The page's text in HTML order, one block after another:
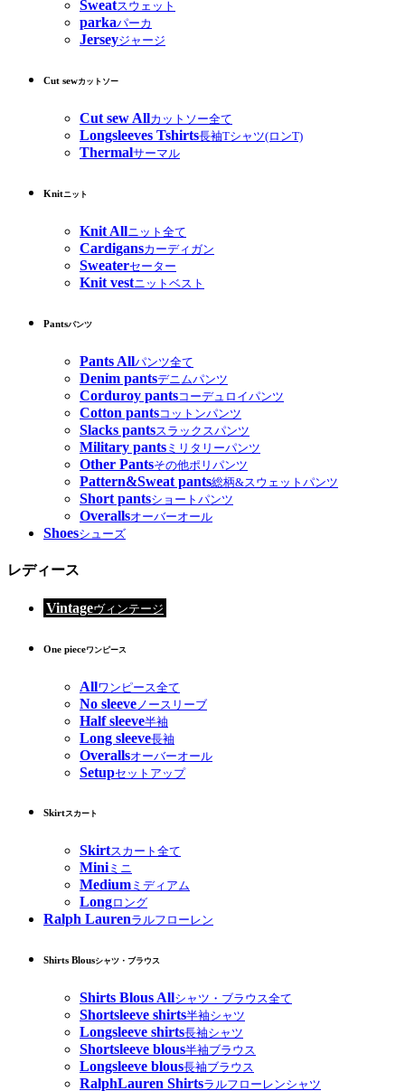
Sweatスウェット
parkaパーカ
Jerseyジャージ
Cut sewカットソー
Cut sew Allカットソー全て
Longsleeves Tshirts長袖Tシャツ(ロンT)
Thermalサーマル
Knitニット
Knit Allニット全て
Cardigansカーディガン
Sweaterセーター
Knit vestニットベスト
Pantsパンツ
Pants Allパンツ全て
Denim pantsデニムパンツ
Corduroy pantsコーデュロイパンツ
Cotton pantsコットンパンツ
Slacks pantsスラックスパンツ
Military pants ミリタリーパンツ
Other Pantsその他ポリパンツ
Pattern&Sweat pants総柄&スウェットパンツ
Short pantsショートパンツ
Overallsオーバーオール
Shoesシューズ
レディース
Vintageヴィンテージ
One pieceワンピース
Allワンピース全て
No sleeve ノースリーブ
Half sleeve半袖
Long sleeve長袖
Overallsオーバーオール
Setupセットアップ
Skirtスカート
Skirtスカート全て
Miniミニ
Medium ミディアム
Longロング
Ralph Laurenラルフローレン
Shirts Blousシャツ・ブラウス
Shirts Blous Allシャツ・ブラウス全て
Shortsleeve shirts半袖シャツ
Longsleeve shirts長袖シャツ
Shortsleeve blous半袖ブラウス
Longsleeve blous長袖ブラウス
RalphLauren Shirtsラルフローレンシャツ